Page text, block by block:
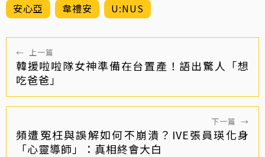
安心亞 韋禮安 U:NUS
← 上一篇
韓援啦啦隊女神準備在台置產！語出驚人「想
吃爸爸」
下一篇 →
頻遭冤枉與誤解如何不崩潰？IVE張員瑛化身
「心靈導師」：真相終會大白